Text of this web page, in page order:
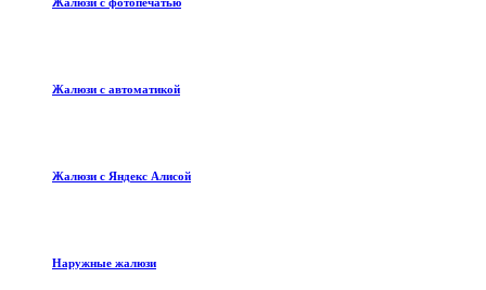
Жалюзи с фотопечатью
Жалюзи с автоматикой
Жалюзи с Яндекс Алисой
Наружные жалюзи